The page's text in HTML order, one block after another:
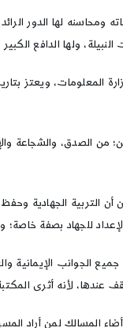
ومحاسنه لها الدور
ولها الدافع
المعلومات، ويعتز
من الصدق، والشجاعة
أن التربية الجهادية
للجهاد بصفة
الجوانب الإيمانية
لأنه أثرى المكتبة
المسالك لمن أراد